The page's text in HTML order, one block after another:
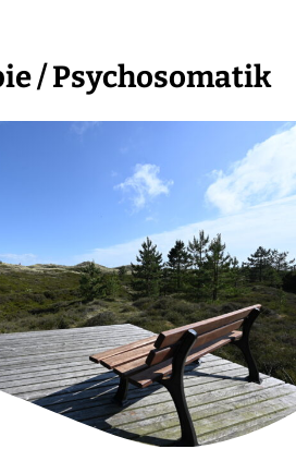
/ Psychosomatik